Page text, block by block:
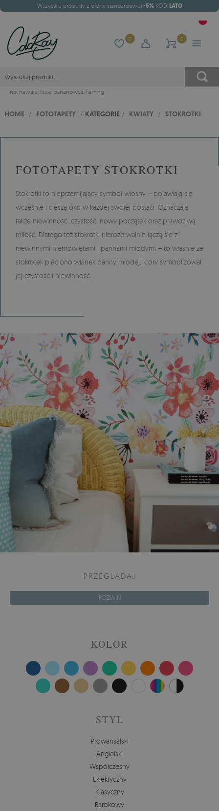
Wszystkie produkty z oferty standardowej -5%KOD:LATO
0 0
np. hawaje, liście bananowca, flaming
HOME / FOTOTAPETY / KATEGORIE / KWIATY / STOKROTKI
FOTOTAPETY STOKROTKI
Stokrotki to nieprzemijający symbol wiosny – pojawiają się
wcześnie i cieszą oko w każdej swojej postaci. Oznaczają
także niewinność, czystość, nowy początek oraz prawdziwą
miłość. Dlatego też stokrotki nierozerwalnie łączą się z
niewinnymi niemowlętami i pannami młodymi – to właśnie ze
stokrotek pleciono wianek panny młodej, który symbolizował
jej czystość i niewinność.
PRZEGLĄDAJ
ROZWIŃ
KOLOR
STYL
Prowansalski
Angielski
Współczesny
Eklektyczny
Klasyczny
Barokowy